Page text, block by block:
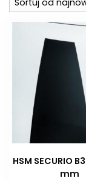
HSM SECURIO
mm